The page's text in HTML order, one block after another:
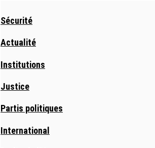
Sécurité
Actualité
Institutions
Justice
Partis politiques
International